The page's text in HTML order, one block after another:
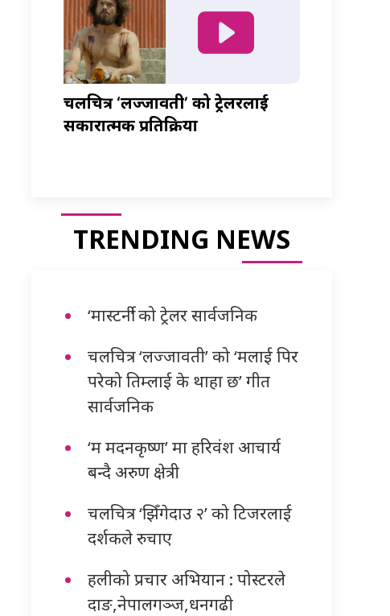
चलचित्र ‘लज्जावती’ को ट्रेलरलाई
सकारात्मक प्रतिक्रिया
TRENDING NEWS
‘मास्टर्नी’ को ट्रेलर सार्वजनिक
चलचित्र ‘लज्जावती’ को ‘मलाई पिर
परेको तिम्लाई के थाहा छ’ गीत
सार्वजनिक
‘म मदनकृष्ण’ मा हरिवंश आचार्य
बन्दै अरुण क्षेत्री
चलचित्र ‘झिँगेदाउ २’ को टिजरलाई
दर्शकले रुचाए
हलीको प्रचार अभियान : पोस्टरले
दाङ,नेपालगञ्ज,धनगढी